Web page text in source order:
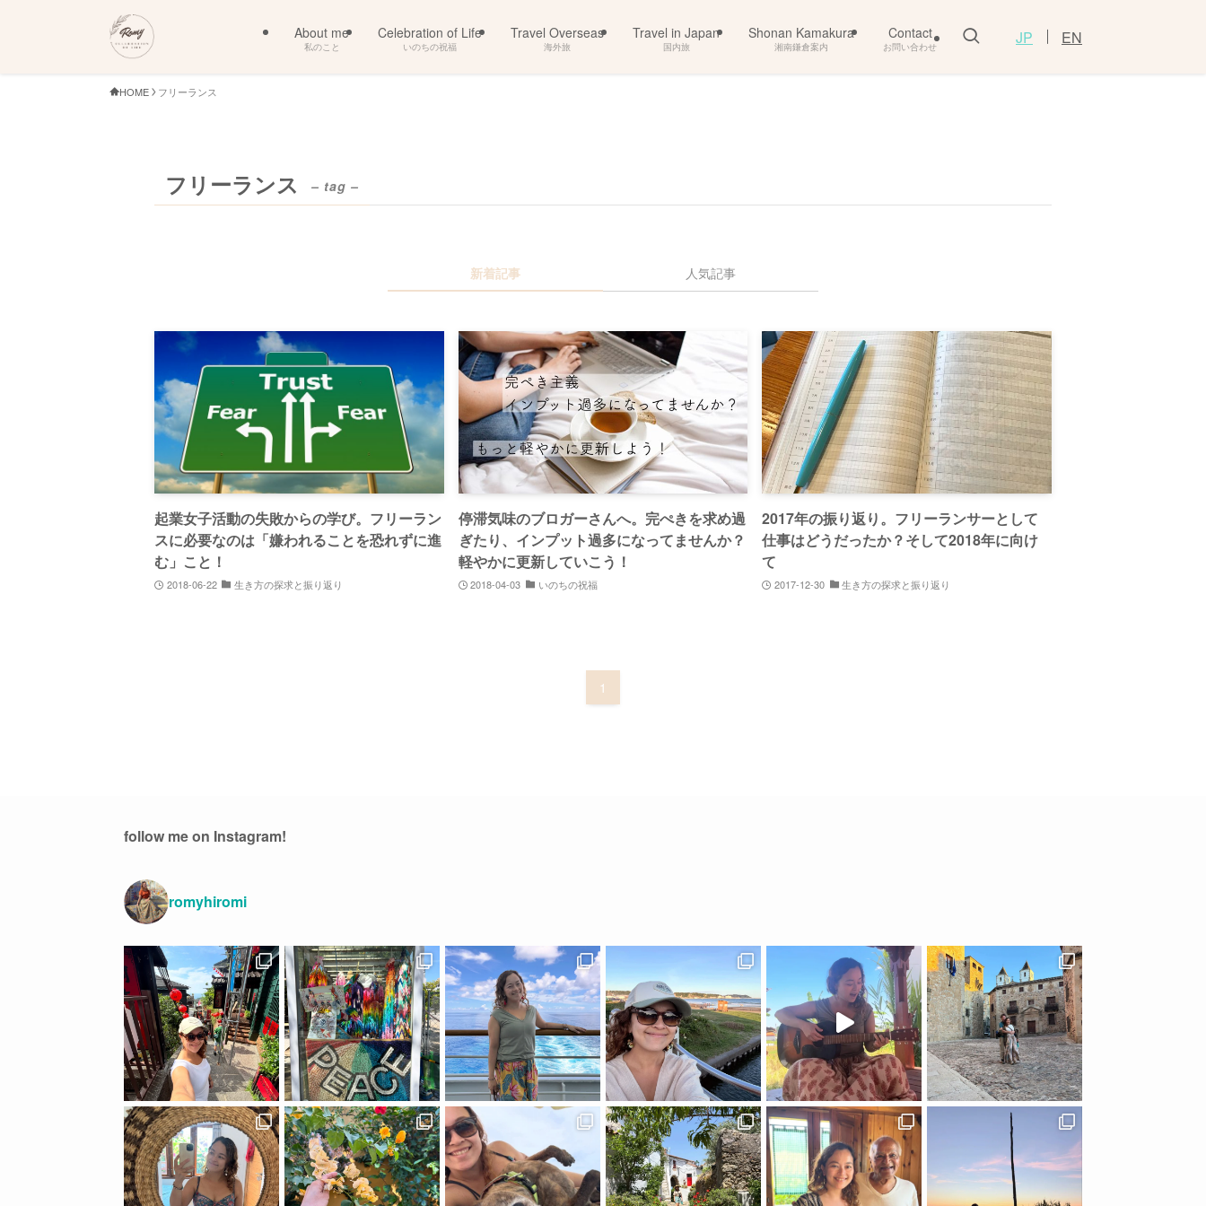
About me
私のこと
Celebration of Life
いのちの祝福
Travel Overseas
海外旅
Travel in Japan
国内旅
Shonan Kamakura
湘南鎌倉案内
Contact
お問い合わせ EN
JP
HOME フリーランス
フリーランス – tag –
新着記事 人気記事
起業女子活動の失敗からの学び。フリーラン
スに必要なのは「嫌われることを恐れずに進
む」こと！
2018-06-22 生き方の探求と振り返り
停滞気味のブロガーさんへ。完ぺきを求め過
ぎたり、インプット過多になってませんか？
軽やかに更新していこう！
2018-04-03 いのちの祝福
2017年の振り返り。フリーランサーとして
仕事はどうだったか？そして2018年に向け
て
2017-12-30 生き方の探求と振り返り
1
follow me on Instagram!
romyhiromi